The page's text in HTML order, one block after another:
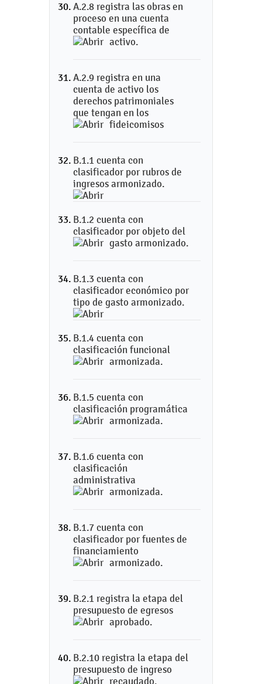
A.2.8 registra las obras en
proceso en una cuenta
contable específica de
activo.
A.2.9 registra en una
cuenta de activo los
derechos patrimoniales
que tengan en los
fideicomisos
B.1.1 cuenta con
clasificador por rubros de
ingresos armonizado.
B.1.2 cuenta con
clasificador por objeto del
gasto armonizado.
B.1.3 cuenta con
clasificador económico por
tipo de gasto armonizado.
B.1.4 cuenta con
clasificación funcional
armonizada.
B.1.5 cuenta con
clasificación programática
armonizada.
B.1.6 cuenta con
clasificación
administrativa
armonizada.
B.1.7 cuenta con
clasificador por fuentes de
financiamiento
armonizado.
B.2.1 registra la etapa del
presupuesto de egresos
aprobado.
B.2.10 registra la etapa del
presupuesto de ingreso
recaudado.